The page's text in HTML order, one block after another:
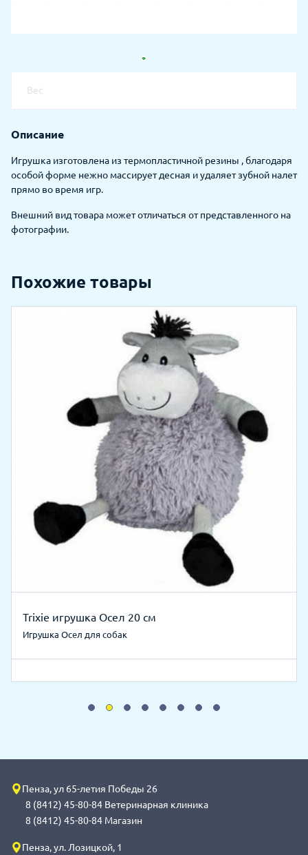
Вес
Описание
Игрушка изготовлена из термопластичной резины , благодаря
особой форме нежно массирует десная и удаляет зубной налет
прямо во время игр.
Внешний вид товара может отличаться от представленного на
фотографии.
Похожие товары
Trixie игрушка Осел 20 см
Игрушка Осел для собак
Пенза, ул 65-летия Победы 26
8 (8412) 45-80-84 Ветеринарная клиника
8 (8412) 45-80-84 Магазин
Пенза, ул. Лозицкой, 1